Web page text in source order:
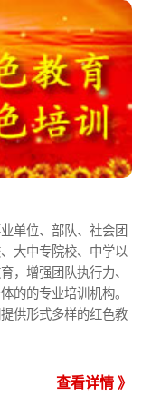
单位、部队、社会团
大中专院校、中学以
，增强团队执行力、
的的专业培训机构。
供形式多样的红色教
查看详情 》